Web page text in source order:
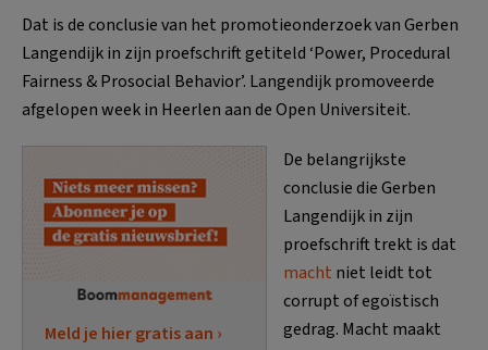
Dat is de conclusie van het promotieonderzoek van Gerben
Langendijk in zijn proefschrift getiteld ‘Power, Procedural
Fairness & Prosocial Behavior’. Langendijk promoveerde
afgelopen week in Heerlen aan de Open Universiteit.
Meld je hier gratis aan ›
De belangrijkste
conclusie die Gerben
Langendijk in zijn
proefschrift trekt is dat
macht niet leidt tot
corrupt of egoïstisch
gedrag. Macht maakt